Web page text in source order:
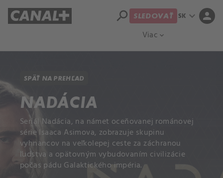
Viac expand_more
search SLEDOVAŤ SK expand_more person
SPÄŤ NA PREHĽAD
NADÁCIA
Seriál Nadácia, na námet oceňovanej románovej
série Isaaca Asimova, zobrazuje skupinu
vyhnancov na veľkolepej ceste za záchranou
ľudstva a opätovným vybudovaním civilizácie
počas pádu Galaktického impéria.